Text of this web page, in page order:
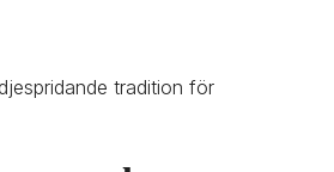
tradition för